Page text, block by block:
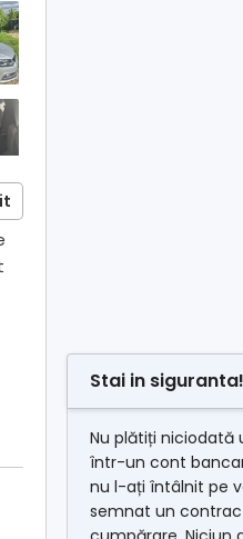
Stai in siguranta!
Nu plătiți niciodată
într-un cont
nu l-ați întâlnit pe
semnat un